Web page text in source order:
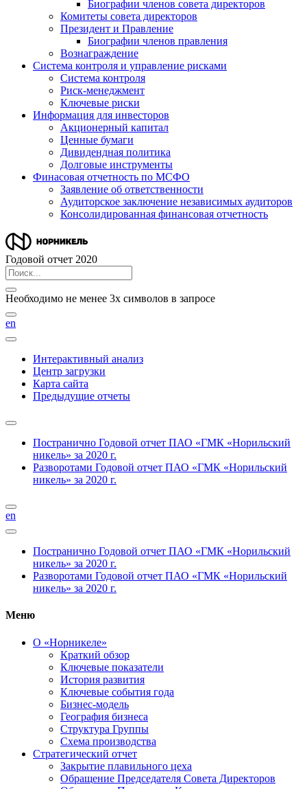
Биографии членов совета директоров
Комитеты совета директоров
Президент и Правление
Биографии членов правления
Вознаграждение
Система контроля и управление рисками
Система контроля
Риск-менеджмент
Ключевые риски
Информация для инвесторов
Акционерный капитал
Ценные бумаги
Дивидендная политика
Долговые инструменты
Финасовая отчетность по МСФО
Заявление об ответственности
Аудиторское заключение независимых аудиторов
Консолидированная финансовая отчетность
Годовой отчет 2020
Необходимо не менее 3х символов в запросе
en
Интерактивный анализ
Центр загрузки
Карта сайта
Предыдущие отчеты
Постранично Годовой отчет ПАО «ГМК «Норильский
никель» за 2020 г.
Разворотами Годовой отчет ПАО «ГМК «Норильский
никель» за 2020 г.
en
Постранично Годовой отчет ПАО «ГМК «Норильский
никель» за 2020 г.
Разворотами Годовой отчет ПАО «ГМК «Норильский
никель» за 2020 г.
Меню
О «Норникеле»
Краткий обзор
Ключевые показатели
История развития
Ключевые события года
Бизнес-модель
География бизнеса
Структура Группы
Схема производства
Стратегический отчет
Закрытие плавильного цеха
Обращение Председателя Совета Директоров